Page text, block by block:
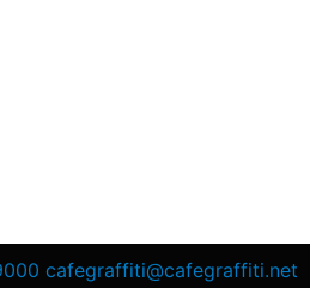
cafegraffiti@cafegraffiti.net